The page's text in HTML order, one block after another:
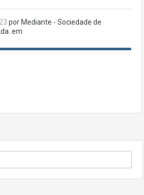
por Mediante - Sociedade de
em